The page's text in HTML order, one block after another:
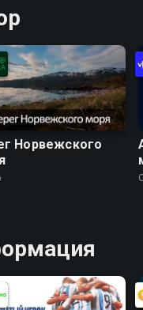
Норвежского